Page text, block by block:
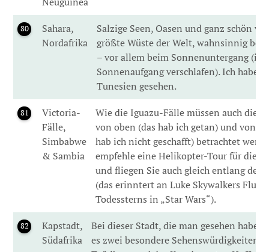
80
Sahara,
Nordafrika
Salzige Seen, Oasen und ganz schön
größte Wüste der Welt, wahnsinnig
– vor allem beim Sonnenuntergang (ich
Sonnenaufgang verschlafen). Ich habe
Tunesien gesehen.
81
Victoria-
Fälle,
Simbabwe
& Sambia
Wie die Iguazu-Fälle müssen auch
von oben (das hab ich getan) und von
hab ich nicht geschafft) betrachtet
empfehle eine Helikopter-Tour für die
und fliegen Sie auch gleich entlang des
(das erinntert an Luke Skywalkers Flug
Todessterns in „Star Wars“).
82
Kapstadt,
Südafrika
Bei dieser Stadt, die man gesehen haben
es zwei besondere Sehenswürdigkeiten: